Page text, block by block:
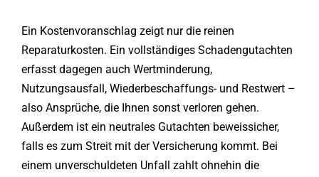
Vermittlung
Ein Kostenvoranschlag zeigt nur die reinen
Reparaturkosten. Ein vollständiges Schadengutachten
erfasst dagegen auch Wertminderung,
Nutzungsausfall, Wiederbeschaffungs- und Restwert –
also Ansprüche, die Ihnen sonst verloren gehen.
Außerdem ist ein neutrales Gutachten beweissicher,
falls es zum Streit mit der Versicherung kommt. Bei
einem unverschuldeten Unfall zahlt ohnehin die